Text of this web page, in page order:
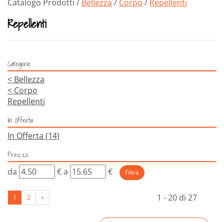
Catalogo Prodotti / Bellezza / Corpo / Repellenti
Repellenti
Categorie
< Bellezza
< Corpo
Repellenti
In Offerta
In Offerta (14)
Prezzo
filtra
da € filtra
a €
1 2 » 1 - 20 di 27